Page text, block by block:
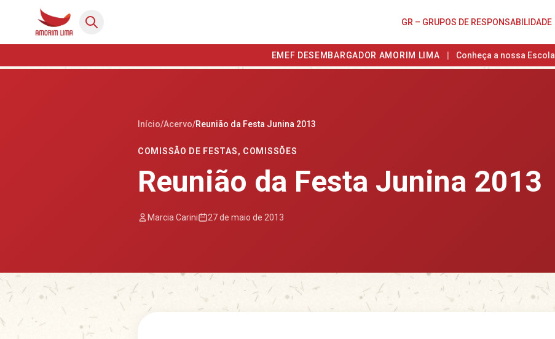
GR – GRUPOS DE RESPONSABILIDADE
EMEF DESEMBARGADOR AMORIM LIMA Conheça a nossa Escola
Início/Acervo/Reunião da Festa Junina 2013
COMISSÃO DE FESTAS, COMISSÕES
Reunião da Festa Junina 2013
Marcia Carini 27 de maio de 2013